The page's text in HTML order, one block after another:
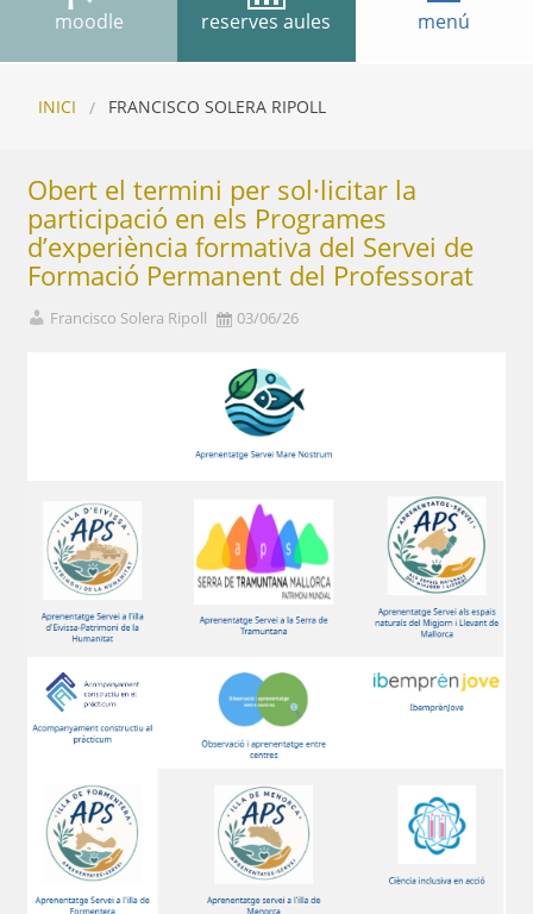
moodle reserves aules menú
INICI FRANCISCO SOLERA RIPOLL
Obert el termini per sol·licitar la
participació en els Programes
d’experiència formativa del Servei de
Formació Permanent del Professorat
Francisco Solera Ripoll 03/06/26